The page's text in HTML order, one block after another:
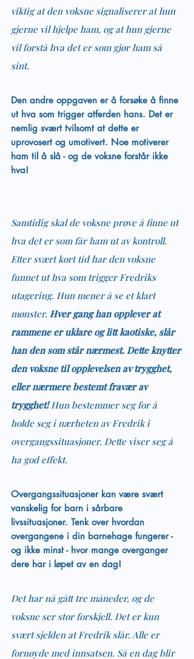
viktig at den voksne signaliserer at hun
gjerne vil hjelpe ham, og at hun gjerne
vil forstå hva det er som gjør ham så
sint.
Den andre oppgaven er å forsøke å finne
ut hva som trigger atferden hans. Det er
nemlig svært tvilsomt at dette er
uprovosert og umotivert. Noe motiverer
ham til å slå - og de voksne forstår ikke
hva!
Samtidig skal de voksne prøve å finne ut
hva det er som får ham ut av kontroll.
Etter svært kort tid har den voksne
funnet ut hva som trigger Fredriks
utagering. Hun mener å se et klart
mønster. Hver gang han opplever at
rammene er uklare og litt kaotiske, slår
han den som står nærmest. Dette knytter
den voksne til opplevelsen av trygghet,
eller nærmere bestemt fravær av
trygghet! Hun bestemmer seg for å
holde seg i nærheten av Fredrik i
overgangssituasjoner. Dette viser seg å
ha god effekt.
Overgangssituasjoner kan være svært
vanskelig for barn i sårbare
livssituasjoner. Tenk over hvordan
overgangene i din barnehage fungerer -
og ikke minst - hvor mange overganger
dere har i løpet av en dag!
Det har nå gått tre måneder, og de
voksne ser stor forskjell. Det er kun
svært sjelden at Fredrik slår. Alle er
fornøyde med innsatsen. Så en dag blir